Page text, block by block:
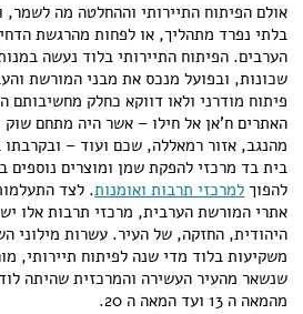
אולם הפיתוח התיירותי וההחלטה מה
בלתי נפרד מתהליך, או לפחות מהרגשת
הערבים. הפיתוח התיירותי בלוד נעשה
שכונות, ובפועל מנכס את מבני המורשת
פיתוח מודרני ולאו דווקא כחלק מחשיבותם
האתרים ח'אן אל חילו – אשר היה מתחם שוק
מהנגב, אזור רמאללה, שכם ועוד –
להפוך למרכזי תרבות ואומנות. לצד
אתרי המורשת הערבית, מרכזי תרבות אלו
היהודית, החזקה, של העיר. עשרות מילוני
משקיעות בלוד מדי שנה לפיתוח תיירותי,
שנשאר מהעיר העשירה והמרכזית שהיתה
מהמאה ה 13 ועד המאה ה 20.